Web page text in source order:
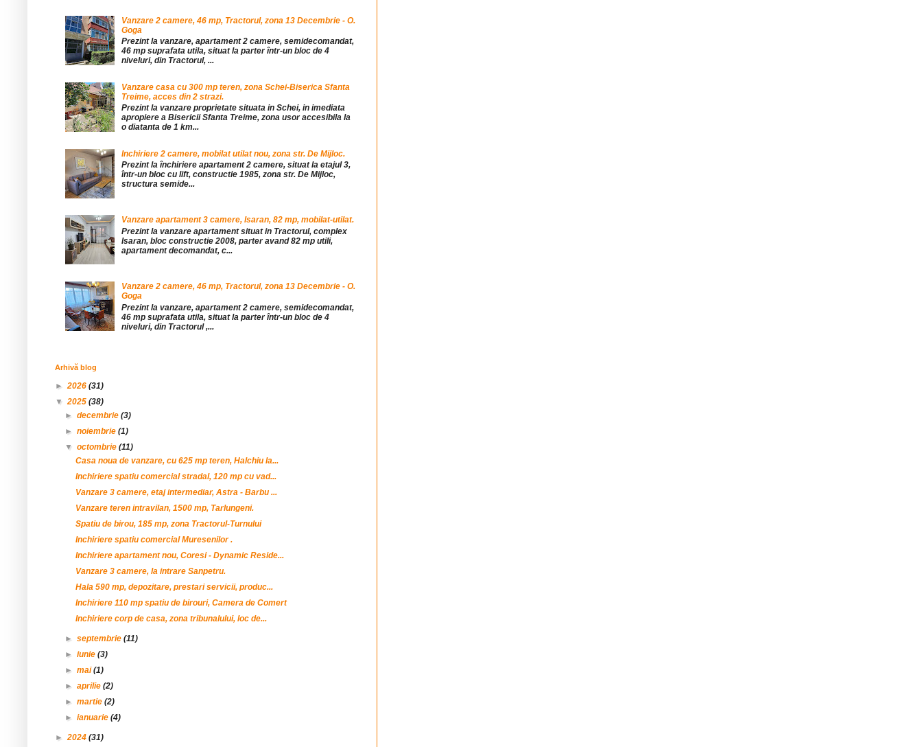
Vanzare 2 camere, 46 mp, Tractorul, zona 13 Decembrie - O.
Goga
Prezint la vanzare, apartament 2 camere, semidecomandat,
46 mp suprafata utila, situat la parter într-un bloc de 4
niveluri, din Tractorul, ...
Vanzare casa cu 300 mp teren, zona Schei-Biserica Sfanta
Treime, acces din 2 strazi.
Prezint la vanzare proprietate situata in Schei, in imediata
apropiere a Bisericii Sfanta Treime, zona usor accesibila la
o diatanta de 1 km...
Inchiriere 2 camere, mobilat utilat nou, zona str. De Mijloc.
Prezint la închiriere apartament 2 camere, situat la etajul 3,
într-un bloc cu lift, constructie 1985, zona str. De Mijloc,
structura semide...
Vanzare apartament 3 camere, Isaran, 82 mp, mobilat-utilat.
Prezint la vanzare apartament situat in Tractorul, complex
Isaran, bloc constructie 2008, parter avand 82 mp utili,
apartament decomandat, c...
Vanzare 2 camere, 46 mp, Tractorul, zona 13 Decembrie - O.
Goga
Prezint la vanzare, apartament 2 camere, semidecomandat,
46 mp suprafata utila, situat la parter într-un bloc de 4
niveluri, din Tractorul ,...
Arhivă blog
► 2026 (31)
▼ 2025 (38)
►decembrie(3)
►noiembrie(1)
▼octombrie(11)
Casa noua de vanzare, cu 625 mp teren, Halchiu la...
Inchiriere spatiu comercial stradal, 120 mp cu vad...
Vanzare 3 camere, etaj intermediar, Astra - Barbu ...
Vanzare teren intravilan, 1500 mp, Tarlungeni.
Spatiu de birou, 185 mp, zona Tractorul-Turnului
Inchiriere spatiu comercial Muresenilor .
Inchiriere apartament nou, Coresi - Dynamic Reside...
Vanzare 3 camere, la intrare Sanpetru.
Hala 590 mp, depozitare, prestari servicii, produc...
Inchiriere 110 mp spatiu de birouri, Camera de Comert
Inchiriere corp de casa, zona tribunalului, loc de...
►septembrie(11)
►iunie(3)
►mai(1)
►aprilie(2)
►martie(2)
►ianuarie(4)
► 2024 (31)